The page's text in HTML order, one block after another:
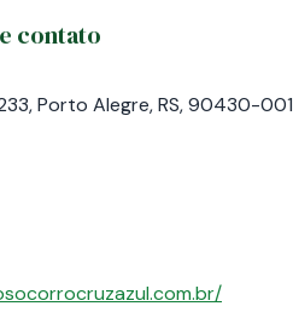
contato
Porto Alegre, RS, 90430-001